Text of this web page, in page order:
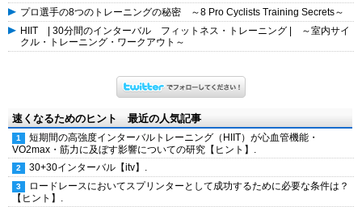
プロ選手の8つのトレーニングの秘密 ～8 Pro Cyclists Training Secrets～
HIIT | 30分間のインターバル フィットネス・トレーニング | ～室内サイ
クル・トレーニング・ワークアウト～
速くなるためのヒント 最近の人気記事
短期間の高強度インターバルトレーニング（HIIT）が心血管機能・
VO2max・筋力に及ぼす影響についての研究【ヒント】.
30+30インターバル【itv】.
ロードレースにおいてスプリンターとして成功するために必要な条件は？
【ヒント】.